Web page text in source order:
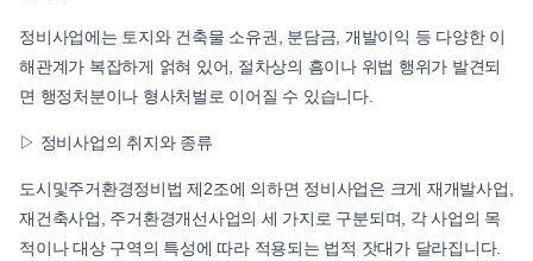
정비사업에는 토지와 건축물 소유권, 분담금, 개발이익 등 다양한 이
해관계가 복잡하게 얽혀 있어, 절차상의 흠이나 위법 행위가 발견되
면 행정처분이나 형사처벌로 이어질 수 있습니다.
▷ 정비사업의 취지와 종류
도시및주거환경정비법 제2조에 의하면 정비사업은 크게 재개발사업,
재건축사업, 주거환경개선사업의 세 가지로 구분되며, 각 사업의 목
적이나 대상 구역의 특성에 따라 적용되는 법적 잣대가 달라집니다.